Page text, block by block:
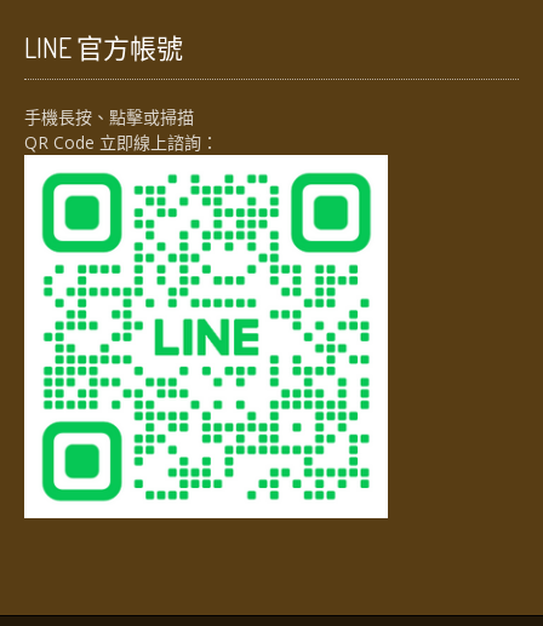
LINE 官方帳號
手機長按、點擊或掃描
QR Code 立即線上諮詢：